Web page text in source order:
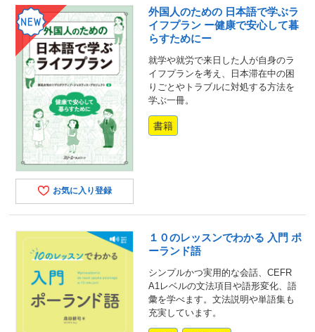
お気に入り登録
外国人のための 日本語で学ぶラ
イフプラン ー健康で安心して暮
らすためにー
就学や就労で来日した人が自身のラ
イフプランを考え、日本滞在中の困
りごとやトラブルに対処する方法を
学ぶ一冊。
書籍
１０のレッスンでわかる 入門 ポ
ーランド語
シンプルかつ実用的な会話、CEFR
A1レベルの文法項目や語形変化、語
彙を学べます。文法説明や単語集も
充実しています。